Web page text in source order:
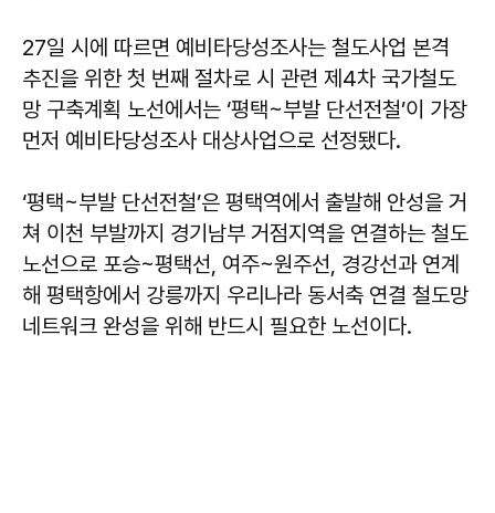
27일 시에 따르면 예비타당성조사는 철도사업 본격
추진을 위한 첫 번째 절차로 시 관련 제4차 국가철도
망 구축계획 노선에서는 ‘평택~부발 단선전철’이 가장
먼저 예비타당성조사 대상사업으로 선정됐다.
‘평택~부발 단선전철’은 평택역에서 출발해 안성을 거
쳐 이천 부발까지 경기남부 거점지역을 연결하는 철도
노선으로 포승~평택선, 여주~원주선, 경강선과 연계
해 평택항에서 강릉까지 우리나라 동서축 연결 철도망
네트워크 완성을 위해 반드시 필요한 노선이다.